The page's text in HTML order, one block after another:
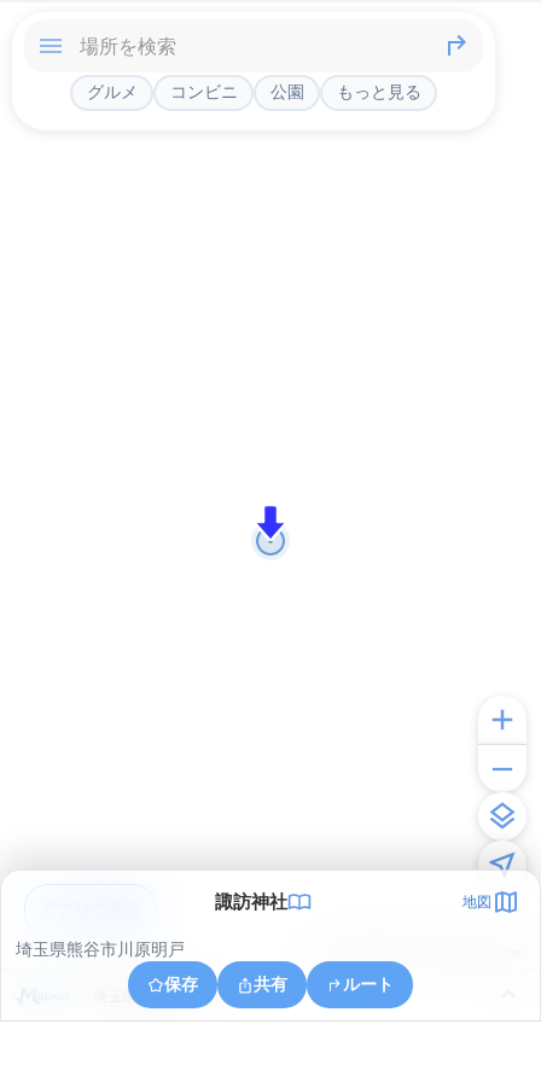
グルメ コンビニ 公園 もっと見る
諏訪神社 地図
埼玉県熊谷市川原明戸
保存
共有 ルート
埼玉県熊谷市千代